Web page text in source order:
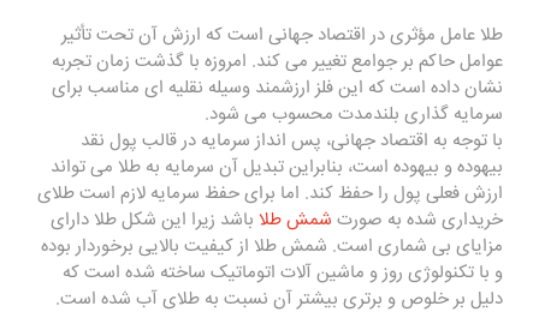
طلا عامل مؤثری در اقتصاد جهانی است که ارزش آن تحت تأثیر
عوامل حاکم بر جوامع تغییر می کند. امروزه با گذشت زمان تجربه
نشان داده است که این فلز ارزشمند وسیله نقلیه ای مناسب برای
سرمایه گذاری بلندمدت محسوب می شود.
با توجه به اقتصاد جهانی، پس انداز سرمایه در قالب پول نقد
بیهوده و بیهوده است، بنابراین تبدیل آن سرمایه به طلا می تواند
ارزش فعلی پول را حفظ کند. اما برای حفظ سرمایه لازم است طلای
خریداری شده به صورت شمش طلا باشد زیرا این شکل طلا دارای
مزایای بی شماری است. شمش طلا از کیفیت بالایی برخوردار بوده
و با تکنولوژی روز و ماشین آلات اتوماتیک ساخته شده است که
دلیل بر خلوص و برتری بیشتر آن نسبت به طلای آب شده است.